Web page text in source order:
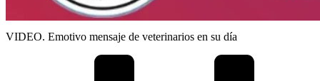
VIDEO. Emotivo mensaje de veterinarios en su día